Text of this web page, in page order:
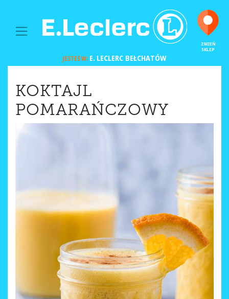
MAIN NAVIGATION
ZMIEŃ
SKLEP
JESTEŚ W: E. LECLERC BEŁCHATÓW
KOKTAJL
POMARAŃCZOWY